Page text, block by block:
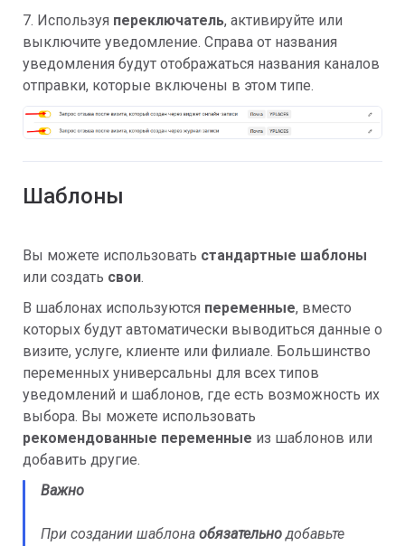
7. Используя переключатель, активируйте или
выключите уведомление. Справа от названия
уведомления будут отображаться названия каналов
отправки, которые включены в этом типе.
Шаблоны
Вы можете использовать стандартные шаблоны
или создать свои.
В шаблонах используются переменные, вместо
которых будут автоматически выводиться данные о
визите, услуге, клиенте или филиале. Большинство
переменных универсальны для всех типов
уведомлений и шаблонов, где есть возможность их
выбора. Вы можете использовать
рекомендованные переменные из шаблонов или
добавить другие.
Важно
При создании шаблона обязательнодобавьте